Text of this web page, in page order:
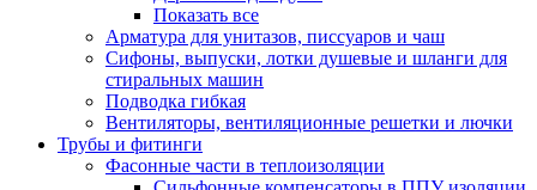
Показать все
Арматура для унитазов, писсуаров и чаш
Сифоны, выпуски, лотки душевые и шланги для
стиральных машин
Подводка гибкая
Вентиляторы, вентиляционные решетки и лючки
Трубы и фитинги
Фасонные части в теплоизоляции